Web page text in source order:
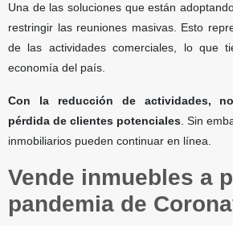
Una de las soluciones que están
restringir las reuniones masivas. Esto
de las actividades comerciales, lo que
economía del país.
Con la reducción de actividades,
pérdida de clientes potenciales . Sin
inmobiliarios pueden continuar en línea.
Vende inmuebles a
pandemia de